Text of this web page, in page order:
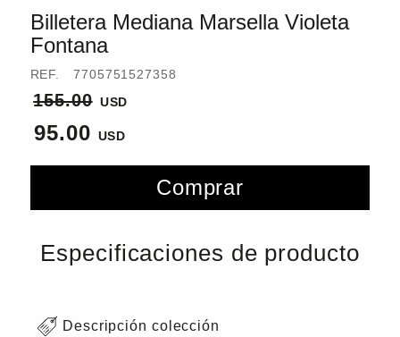
Venezuela
Billetera Mediana Marsella Violeta
Fontana
REF. 7705751527358
155.00
95.00
Comprar
Especificaciones de producto
Descripción colección